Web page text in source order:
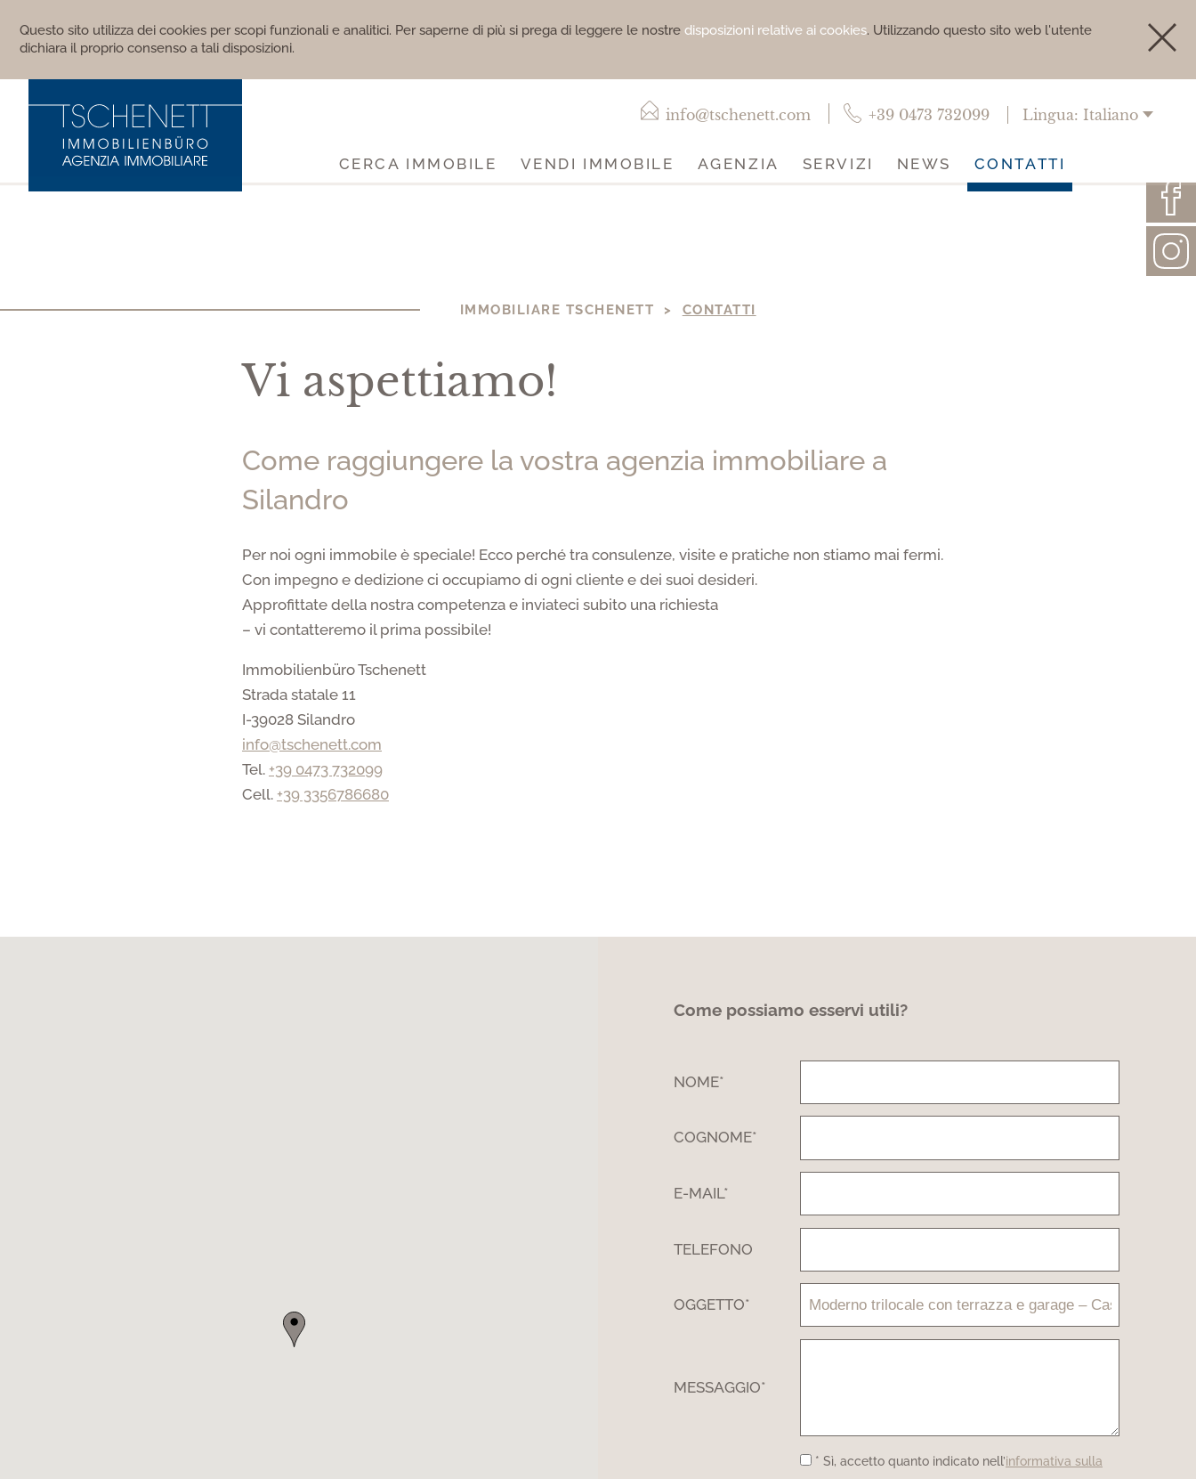
Questo sito utilizza dei cookies per scopi funzionali e analitici. Per saperne di più si prega di leggere le nostre disposizioni relative ai cookies. Utilizzando questo sito web l'utente
dichiara il proprio consenso a tali disposizioni.
info@tschenett.com +39 0473 732099 Lingua: Italiano
CERCA IMMOBILE VENDI IMMOBILE AGENZIA SERVIZI NEWS CONTATTI
IMMOBILIARE TSCHENETT > CONTATTI
Vi aspettiamo!
Come raggiungere la vostra agenzia immobiliare a
Silandro
Per noi ogni immobile è speciale! Ecco perché tra consulenze, visite e pratiche non stiamo mai fermi.
Con impegno e dedizione ci occupiamo di ogni cliente e dei suoi desideri.
Approfittate della nostra competenza e inviateci subito una richiesta
– vi contatteremo il prima possibile!
Immobilienbüro Tschenett
Strada statale 11
I-39028 Silandro
info@tschenett.com
Tel. +39 0473 732099
Cell. +39 3356786680
Come possiamo esservi utili?
NOME*
COGNOME*
E-MAIL*
TELEFONO
OGGETTO*
MESSAGGIO*
* Sì, accetto quanto indicato nell’informativa sulla